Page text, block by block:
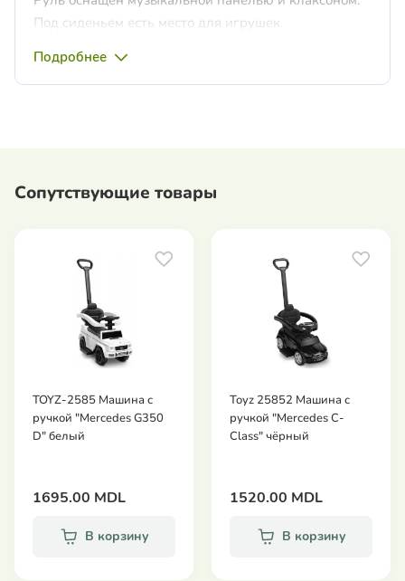
Под сиденьем есть место для игрушек.
которые умеют сидеть, так и на детей, которые уже
научились ходить.
- можно использовать как каталку, ходунки и
- под сиденьем есть место для игрушек.
- клаксон.
- съемные боковые защитные ограждения.
- нижние подножки.
- прочный и качественный пластик.
- высота - 84,7 см (вся горка с ручкой).
- ширина - 43,5 см.
- длина - 84,4 см (длина горки с ручкой).
Подробнее
Сопутствующие товары
TOYZ-2585 Машина с
ручкой "Mercedes G350
D" белый
1695.00 MDL
В корзину
Toyz 25852 Машина с
ручкой "Mercedes C-
Class" чёрный
1520.00 MDL
В корзину